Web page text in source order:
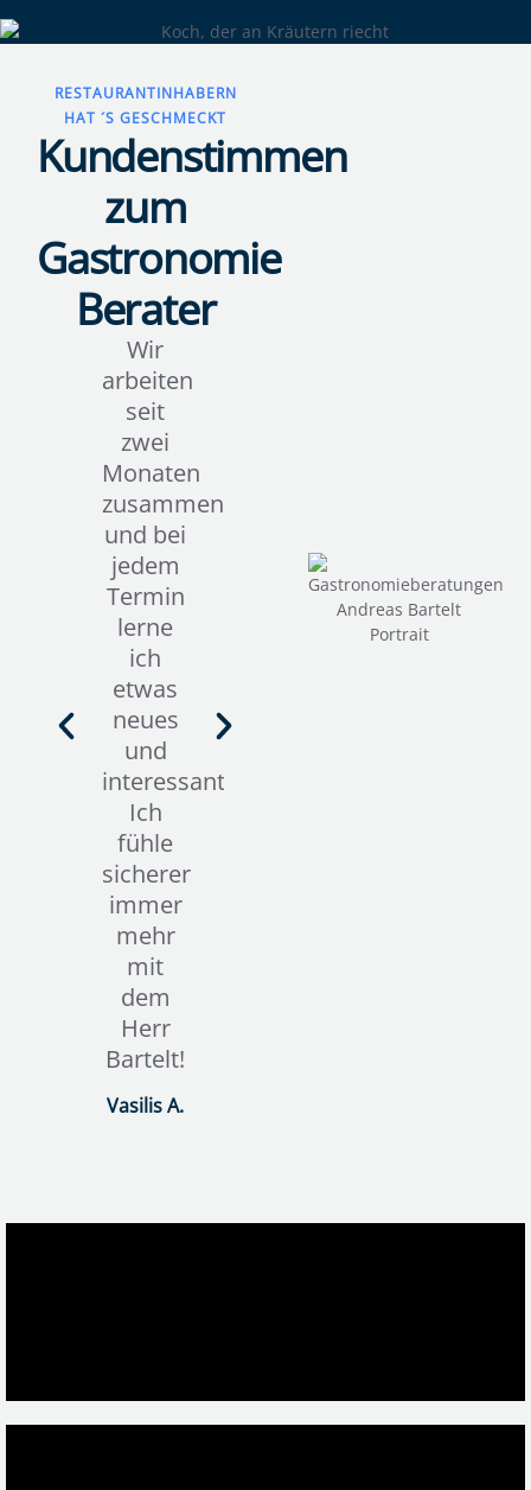
RESTAURANTINHABERN
HAT ´S GESCHMECKT
Kundenstimmen
zum
Gastronomie
Berater
Wir
arbeiten
seit
zwei
Monaten
zusammen
und bei
jedem
Termin
lerne
ich
etwas
neues
und
interessantes.
Ich
fühle
sicherer
immer
mehr
mit
dem
Herr
Bartelt!
Vasilis A.
Andreas
Bartelt
Bartelt
weist